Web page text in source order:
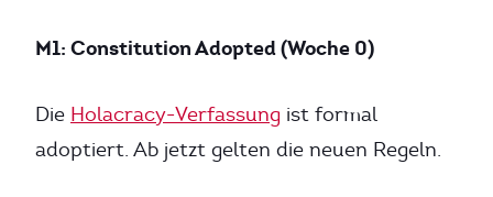
M1: Constitution Adopted (Woche 0)
Die Holacracy-Verfassung ist formal
adoptiert. Ab jetzt gelten die neuen Regeln.